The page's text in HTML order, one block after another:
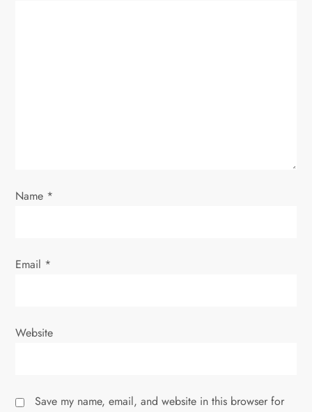
n
Name *
Email *
Website
Save my name, email, and website in this browser for